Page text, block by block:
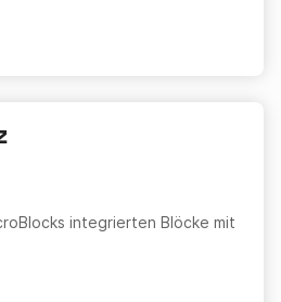
integrierten Blöcke mit